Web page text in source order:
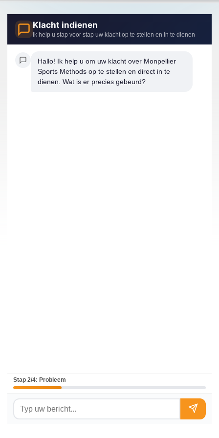
Klacht indienen
Ik help u stap voor stap uw klacht op te stellen en in te dienen
Hallo! Ik help u om uw klacht over Monpellier
Sports Methods op te stellen en direct in te
dienen. Wat is er precies gebeurd?
Stap 2/4: Probleem